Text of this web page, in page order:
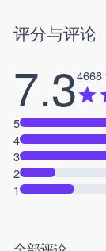
评分与评论
7.34668
5
4
3
2
1